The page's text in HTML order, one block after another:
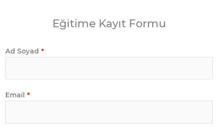
Eğitime Kayıt Formu
Ad Soyad *
Email *